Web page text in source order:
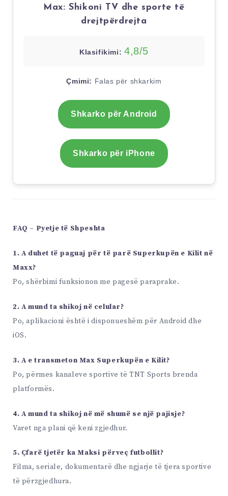
Max: Shikoni TV dhe sporte të
drejtpërdrejta
Klasifikimi: 4,8/5
Çmimi: Falas për shkarkim
Shkarko për Android
Shkarko për iPhone
FAQ – Pyetje të Shpeshta
1. A duhet të paguaj për të parë Superkupën e Kilit në
Maxx?
Po, shërbimi funksionon me pagesë paraprake.
2. A mund ta shikoj në celular?
Po, aplikacioni është i disponueshëm për Android dhe
iOS.
3. A e transmeton Max Superkupën e Kilit?
Po, përmes kanaleve sportive të TNT Sports brenda
platformës.
4. A mund ta shikoj në më shumë se një pajisje?
Varet nga plani që keni zgjedhur.
5. Çfarë tjetër ka Maksi përveç futbollit?
Filma, seriale, dokumentarë dhe ngjarje të tjera sportive
të përzgjedhura.